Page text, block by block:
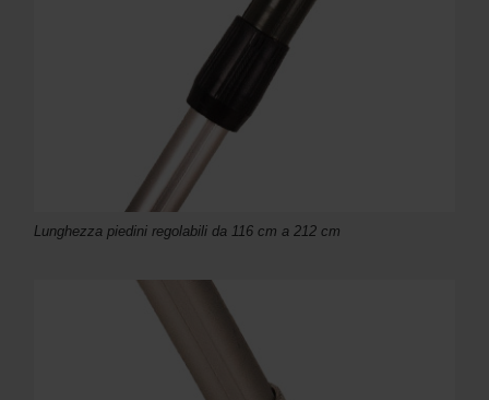
Lunghezza piedini regolabili da 116 cm a 212 cm